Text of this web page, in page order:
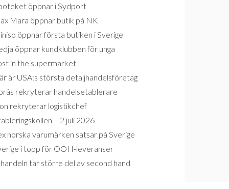
öppnar i Sydport
Mara öppnar butik på NK
öppnar första butiken i Sverige
öppnar kundklubben för unga
in the supermarket
är USA:s största detaljhandelsföretag
rekryterar handelsetablerare
rekryterar logistikchef
– 2 juli 2026
norska varumärken satsar på Sverige
i topp för OOH-leveranser
tar större del av second hand